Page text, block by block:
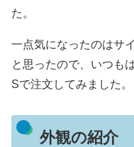
た。
一点気になったのはサ
と思ったので、いつも
Sで注文してみました。
外観の紹介